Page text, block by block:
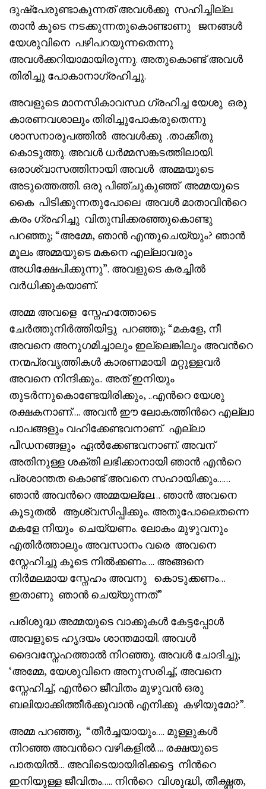
ദുഷ്പേരുണ്ടാകുന്നത് അവൾക്കു സഹിച്ചില്ല.
താൻ കൂടെ നടക്കുന്നതുകൊണ്ടാണു ജനങ്ങൾ
യേശുവിനെ പഴിപറയുന്നതെന്നു
അവൾക്കറിയാമായിരുന്നു. അതുകൊണ്ട് അവൾ
തിരിച്ചു പോകാനാഗ്രഹിച്ചു‌.
അവളുടെ മാനസികാവസ്ഥ ഗ്രഹിച്ച യേശു ഒരു
കാരണവശാലും തിരിച്ചുപോകരുതെന്നു
ശാസനാരൂപത്തിൽ അവൾക്കു .താക്കീതു
കൊടുത്തു. അവൾ ധർമ്മസങ്കടത്തിലായി.
ഒരാശ്വാസത്തിനായി അവൾ അമ്മയുടെ
അടുത്തെത്തി. ഒരു പിഞ്ചുകുഞ്ഞ് അമ്മയുടെ
കൈ പിടിക്കുന്നതുപോലെ അവൾ മാതാവിൻറെ
കരം ഗ്രഹിച്ചു വിതുമ്പിക്കരഞ്ഞുകൊണ്ടു
പറഞ്ഞു; “അമ്മേ, ഞാൻ എന്തുചെയ്യും? ഞാൻ
മൂലം അമ്മയുടെ മകനെ എല്ലാവരും
അധിക്ഷേപിക്കുന്നു”. അവളുടെ കരച്ചിൽ
വർധിക്കുകയാണ്.
അമ്മ അവളെ സ്നേഹത്തോടെ
ചേർത്തുനിർത്തിയിട്ടു പറഞ്ഞു; “മകളേ, നീ
അവനെ അനുഗമിച്ചാലും ഇല്ലെങ്കിലും അവൻറെ
നന്മപ്രവൃത്തികൾ കാരണമായി മറ്റുള്ളവർ
അവനെ നിന്ദിക്കും.. അത് ഇനിയും
തുടർന്നുകൊണ്ടേയിരിക്കും, ..എൻറെ യേശു
രക്ഷകനാണ്…. അവൻ ഈ ലോകത്തിൻറെ എല്ലാ
പാപങ്ങളും വഹിക്കേണ്ടവനാണ്. എല്ലാ
പീഡനങ്ങളും ഏൽക്കേണ്ടവനാണ്. അവന്
അതിനുള്ള ശക്തി ലഭിക്കാനായി ഞാൻ എൻറെ
പ്രശാന്തത കൊണ്ട് അവനെ സഹായിക്കും……
ഞാൻ അവൻറെ അമ്മയല്ലേ… ഞാൻ അവനെ
കൂടുതൽ ആശ്വസിപ്പിക്കും. അതുപോലെതന്നെ
മകളേ നീയും ചെയ്യണം. ലോകം മുഴുവനും
എതിർത്താലും അവസാനം വരെ അവനെ
സ്നേഹിച്ചു കൂടെ നിൽക്കണം…. അങ്ങനെ
നിർമലമായ സ്നേഹം അവനു കൊടുക്കണം…
ഇതാണു ഞാൻ ചെയ്യുന്നത്”
പരിശുദ്ധ അമ്മയുടെ വാക്കുകൾ കേട്ടപ്പോൾ
അവളുടെ ഹൃദയം ശാന്തമായി. അവൾ
ദൈവസ്നേഹത്താൽ നിറഞ്ഞു. അവൾ ചോദിച്ചു;
‘അമ്മേ, യേശുവിനെ അനുസരിച്ച്, അവനെ
സ്നേഹിച്ച്, എൻറെ ജീവിതം മുഴുവൻ ഒരു
ബലിയാക്കിത്തീർക്കുവാൻ എനിക്കു കഴിയുമോ?”.
അമ്മ പറഞ്ഞു; “തീർച്ചയായും…. മുള്ളുകൾ
നിറഞ്ഞ അവൻറെ വഴികളിൽ…. രക്ഷയുടെ
പാതയിൽ… അവിടെയായിരിക്കട്ടെ നിൻറെ
ഇനിയുള്ള ജീവിതം….. നിൻറെ വിശുദ്ധി, തീക്ഷ്ണത,